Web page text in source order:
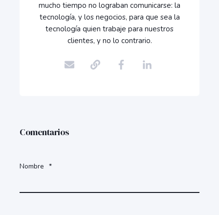
mucho tiempo no lograban comunicarse: la
tecnología, y los negocios, para que sea la
tecnología quien trabaje para nuestros
clientes, y no lo contrario.
Comentarios
Nombre *